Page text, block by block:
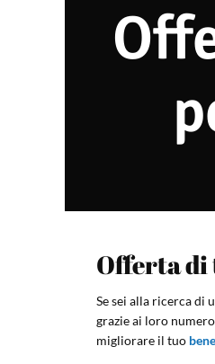
Offerta di
Se sei alla ricerca di
grazie ai loro
migliorare il tuo